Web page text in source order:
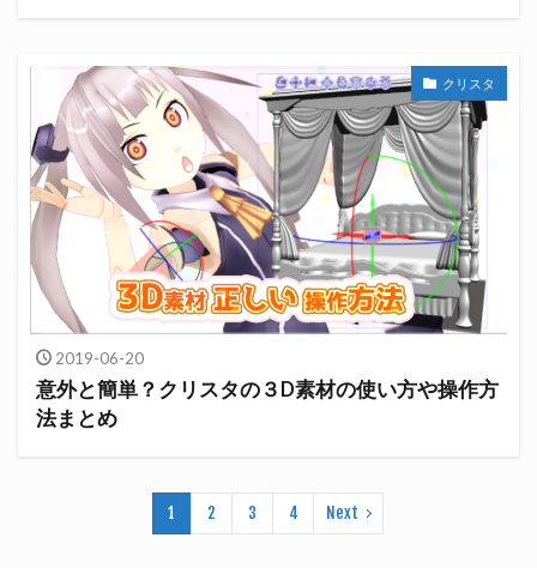
クリスタ
2019-06-20
意外と簡単？クリスタの３D素材の使い方や操作方
法まとめ
1 2 3 4 Next